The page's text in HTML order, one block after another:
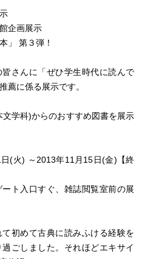
企画展示
」 第３弾！
さんに「ぜひ学生時代に読んで
薦に係る展示です。
学科)からのおすすめ図書を展示
(火) ～2013年11月15日(金)【終
ト入口すぐ、雑誌閲覧室前の展
初めて古典に読みふける経験を
ごしました。それほどエキサイ